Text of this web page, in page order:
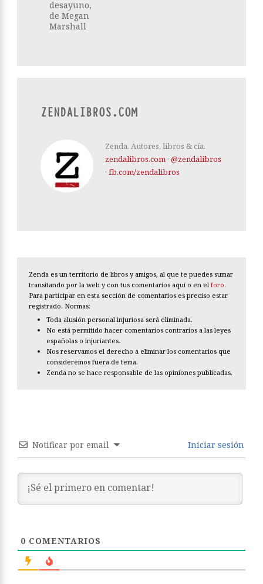
desayuno,
de Megan
Marshall
ZENDALIBROS.COM
Zenda. Autores, libros & cía.
zendalibros.com · @zendalibros
· fb.com/zendalibros
Zenda es un territorio de libros y amigos, al que te puedes sumar
transitando por la web y con tus comentarios aquí o en el foro.
Para participar en esta sección de comentarios es preciso estar
registrado. Normas:
Toda alusión personal injuriosa será eliminada.
No está permitido hacer comentarios contrarios a las leyes
españolas o injuriantes.
Nos reservamos el derecho a eliminar los comentarios que
consideremos fuera de tema.
Zenda no se hace responsable de las opiniones publicadas.
Notificar por email Iniciar sesión
0 COMENTARIOS